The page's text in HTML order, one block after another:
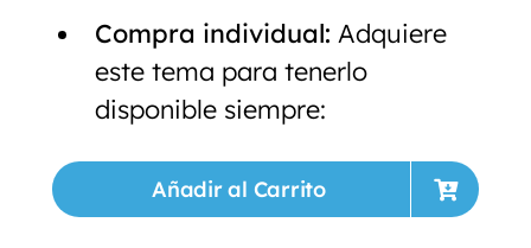
Compra individual: Adquiere
este tema para tenerlo
disponible siempre:
Añadir al Carrito